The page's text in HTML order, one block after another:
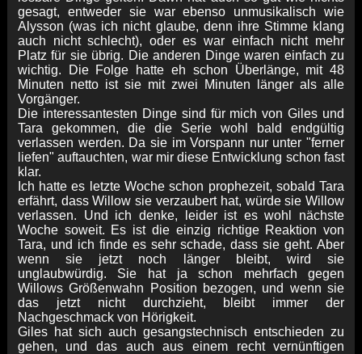
gesagt, entweder sie war ebenso unmusikalisch wie
Alysson (was ich nicht glaube, denn ihre Stimme klang
auch nicht schlecht), oder es war einfach nicht mehr
Platz für sie übrig. Die anderen Dinge waren einfach zu
wichtig. Die Folge hatte eh schon Überlänge, mit 48
Minuten netto ist sie mit zwei Minuten länger als alle
Vorgänger.
Die interessantesten Dinge sind für mich von Giles und
Tara gekommen, die die Serie wohl bald endgültig
verlassen werden. Da sie im Vorspann nur unter "ferner
liefen" auftauchten, war mir diese Entwicklung schon fast
klar.
Ich hatte es letzte Woche schon prophezeit, sobald Tara
erfährt, dass Willow sie verzaubert hat, würde sie Willow
verlassen. Und ich denke, leider ist es wohl nächste
Woche soweit. Es ist die einzig richtige Reaktion von
Tara, und ich finde es sehr schade, dass sie geht. Aber
wenn sie jetzt noch länger bleibt, wird sie
unglaubwürdig. Sie hat ja schon mehrfach gegen
Willows Größenwahn Position bezogen, und wenn sie
das jetzt nicht durchzieht, bleibt immer der
Nachgeschmack von Hörigkeit.
Giles hat sich auch gesangstechnisch entschieden zu
gehen, und das auch aus einem recht vernünftigen